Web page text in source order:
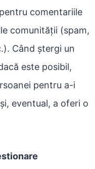
comentariile
comunității (spam,
Când ștergi un
este posibil,
pentru a-i
eventual, a oferi o